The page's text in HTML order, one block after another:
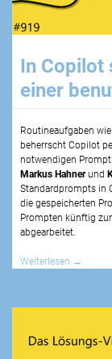
In Copilot
einer
Routineaufgaben
beherrscht Copilot
notwendigen
Markus Hahnerund
Standardprompts in
die gespeicherten
Prompten künftig
abgearbeitet.
Weiterlesen →